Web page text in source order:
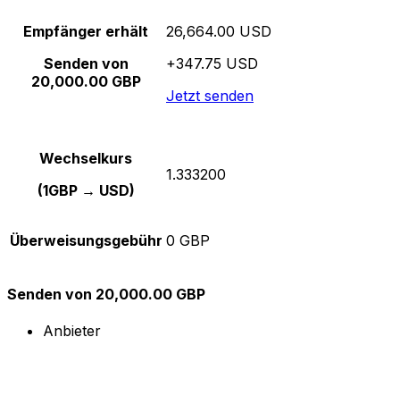
Empfänger erhält
Senden von
20,000.00 GBP
26,664.00 USD
+347.75 USD
Jetzt senden
Wechselkurs
(1GBP → USD)
1.333200
Überweisungsgebühr 0 GBP
Senden von 20,000.00 GBP
Anbieter